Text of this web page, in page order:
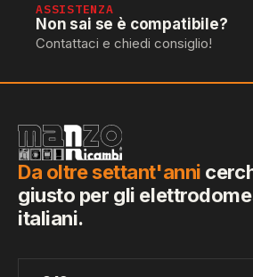
ASSISTENZA
Non sai se è compatibile?
Contattaci e chiedi consiglio!
Da oltre settant'anni
giusto per gli
italiani.